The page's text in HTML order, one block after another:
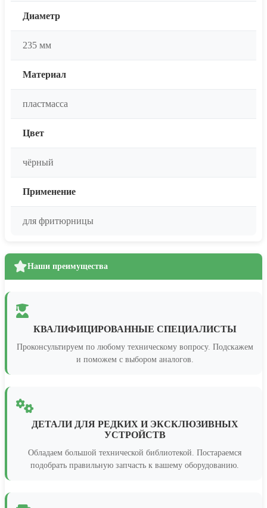
Диаметр
235 мм
Материал
пластмасса
Цвет
чёрный
Применение
для фритюрницы
Наши преимущества
КВАЛИФИЦИРОВАННЫЕ СПЕЦИАЛИСТЫ
Проконсультируем по любому техническому вопросу. Подскажем
и поможем с выбором аналогов.
ДЕТАЛИ ДЛЯ РЕДКИХ И ЭКСКЛЮЗИВНЫХ
УСТРОЙСТВ
Обладаем большой технической библиотекой. Постараемся
подобрать правильную запчасть к вашему оборудованию.